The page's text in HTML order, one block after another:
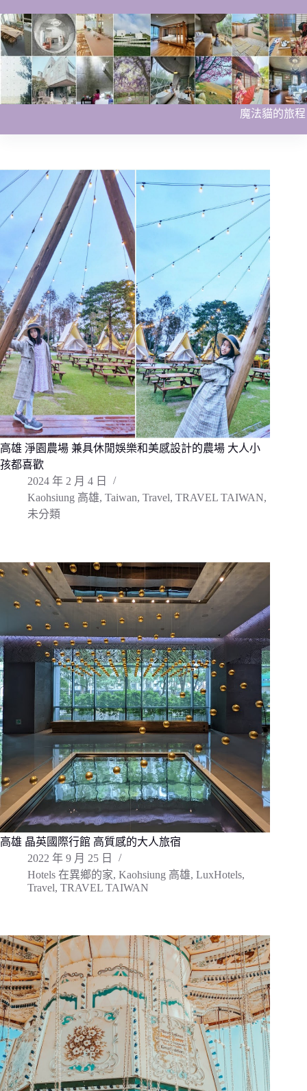
至
主
要
內
容
魔法貓的旅程
高雄 淨園農場 兼具休閒娛樂和美感設計的農場 大人小
孩都喜歡
2024 年 2 月 4 日
Kaohsiung 高雄, Taiwan, Travel, TRAVEL TAIWAN,
未分類
高雄 晶英國際行館 高質感的大人旅宿
2022 年 9 月 25 日
Hotels 在異鄉的家, Kaohsiung 高雄, LuxHotels,
Travel, TRAVEL TAIWAN